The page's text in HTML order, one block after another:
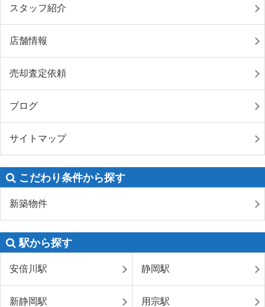
スタッフ紹介
店舗情報
売却査定依頼
ブログ
サイトマップ
こだわり条件から探す
新築物件
駅から探す
安倍川駅 静岡駅
新静岡駅 用宗駅